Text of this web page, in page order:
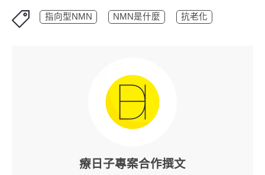
指向型NMN NMN是什麼 抗老化
療日子專案合作撰文